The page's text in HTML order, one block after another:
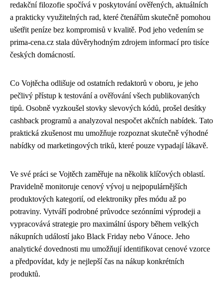
redakční filozofie spočívá v poskytování ověřených, aktuálních
a prakticky využitelných rad, které čtenářům skutečně pomohou
ušetřit peníze bez kompromisů v kvalitě. Pod jeho vedením se
prima-cena.cz stala důvěryhodným zdrojem informací pro tisíce
českých domácností.
Co Vojtěcha odlišuje od ostatních redaktorů v oboru, je jeho
pečlivý přístup k testování a ověřování všech publikovaných
tipů. Osobně vyzkoušel stovky slevových kódů, prošel desítky
cashback programů a analyzoval nespočet akčních nabídek. Tato
praktická zkušenost mu umožňuje rozpoznat skutečně výhodné
nabídky od marketingových triků, které pouze vypadají lákavě.
Ve své práci se Vojtěch zaměřuje na několik klíčových oblastí.
Pravidelně monitoruje cenový vývoj u nejpopulárnějších
produktových kategorií, od elektroniky přes módu až po
potraviny. Vytváří podrobné průvodce sezónními výprodeji a
vypracovává strategie pro maximální úspory během velkých
nákupních událostí jako Black Friday nebo Vánoce. Jeho
analytické dovednosti mu umožňují identifikovat cenové vzorce
a předpovídat, kdy je nejlepší čas na nákup konkrétních
produktů.